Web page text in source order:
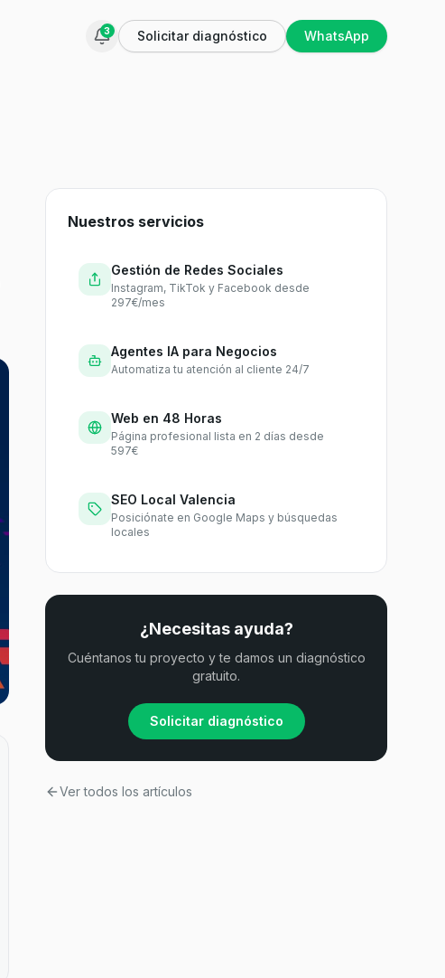
3 Solicitar diagnóstico WhatsApp
Nuestros servicios
Gestión de Redes Sociales
Instagram, TikTok y Facebook desde
297€/mes
Agentes IA para Negocios
Automatiza tu atención al cliente 24/7
Web en 48 Horas
Página profesional lista en 2 días desde
597€
SEO Local Valencia
Posiciónate en Google Maps y búsquedas
locales
¿Necesitas ayuda?
Cuéntanos tu proyecto y te damos un diagnóstico
gratuito.
Solicitar diagnóstico
Ver todos los artículos